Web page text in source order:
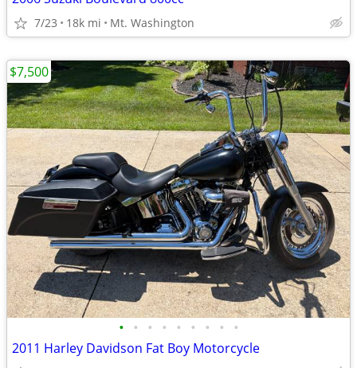
7/23 18k mi Mt. Washington
• • • • • • • • •
2011 Harley Davidson Fat Boy Motorcycle
$7,500